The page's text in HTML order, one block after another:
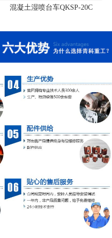
混凝土湿喷台车QKSP-20C